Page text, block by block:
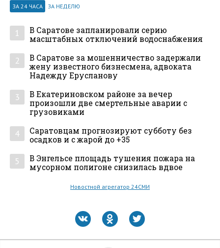
ЗА 24 ЧАСА ЗА НЕДЕЛЮ
1
В Саратове запланировали серию
масштабных отключений водоснабжения
2
В Саратове за мошенничество задержали
жену известного бизнесмена, адвоката
Надежду Ерусланову
3
В Екатериновском районе за вечер
произошли две смертельные аварии с
грузовиками
4
Саратовцам прогнозируют субботу без
осадков и с жарой до +35
5
В Энгельсе площадь тушения пожара на
мусорном полигоне снизилась вдвое
Новостной агрегатор 24СМИ